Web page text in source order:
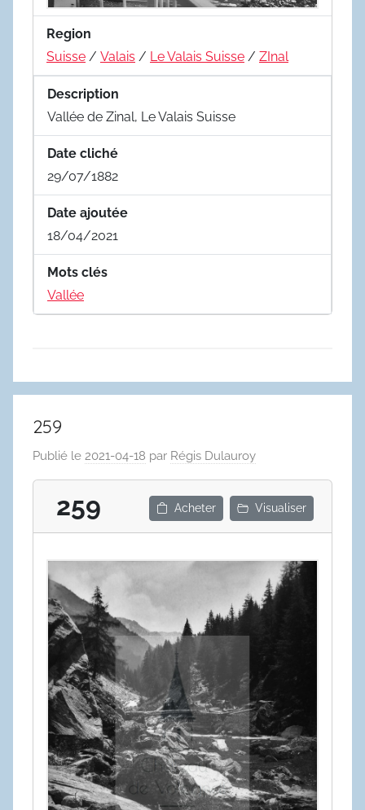
Region
Suisse / Valais / Le Valais Suisse / ZInal
Description
Vallée de Zinal, Le Valais Suisse
Date cliché
29/07/1882
Date ajoutée
18/04/2021
Mots clés
Vallée
259
Publié le 2021-04-18 par Régis Dulauroy
259 Acheter Visualiser